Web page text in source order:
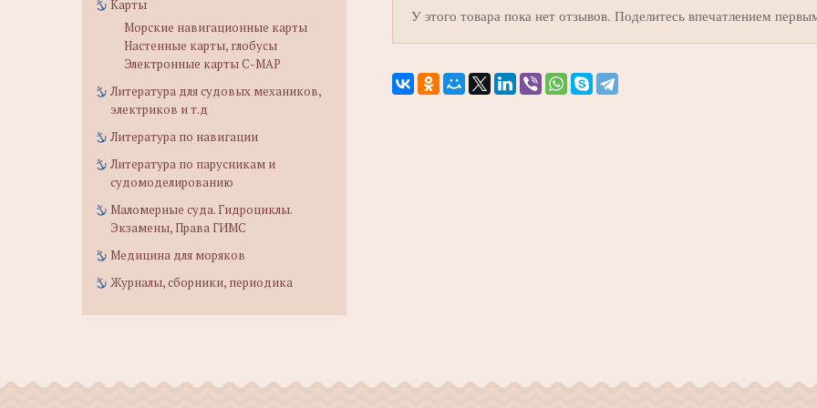
Карты
Морские навигационные карты
Настенные карты, глобусы
Электронные карты C-MAP
Литература для судовых механиков,
электриков и т.д
Литература по навигации
Литература по парусникам и
судомоделированию
Маломерные суда. Гидроциклы.
Экзамены, Права ГИМС
Медицина для моряков
Журналы, сборники, периодика
У этого товара пока нет отзывов. Поделитесь впечатлением